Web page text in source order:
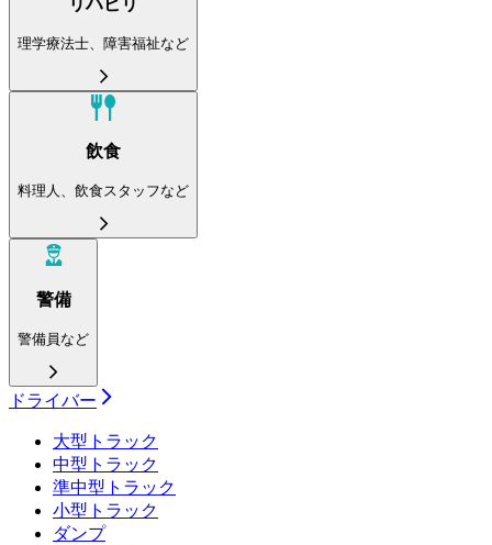
リハビリ
理学療法士、障害福祉など
飲食
料理人、飲食スタッフなど
警備
警備員など
ドライバー
大型トラック
中型トラック
準中型トラック
小型トラック
ダンプ